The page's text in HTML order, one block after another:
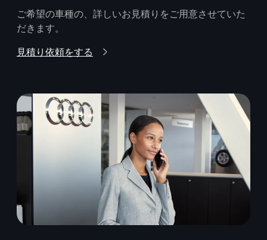
ご希望の車種の、詳しいお見積りをご用意させていた
だきます。
見積り依頼をする